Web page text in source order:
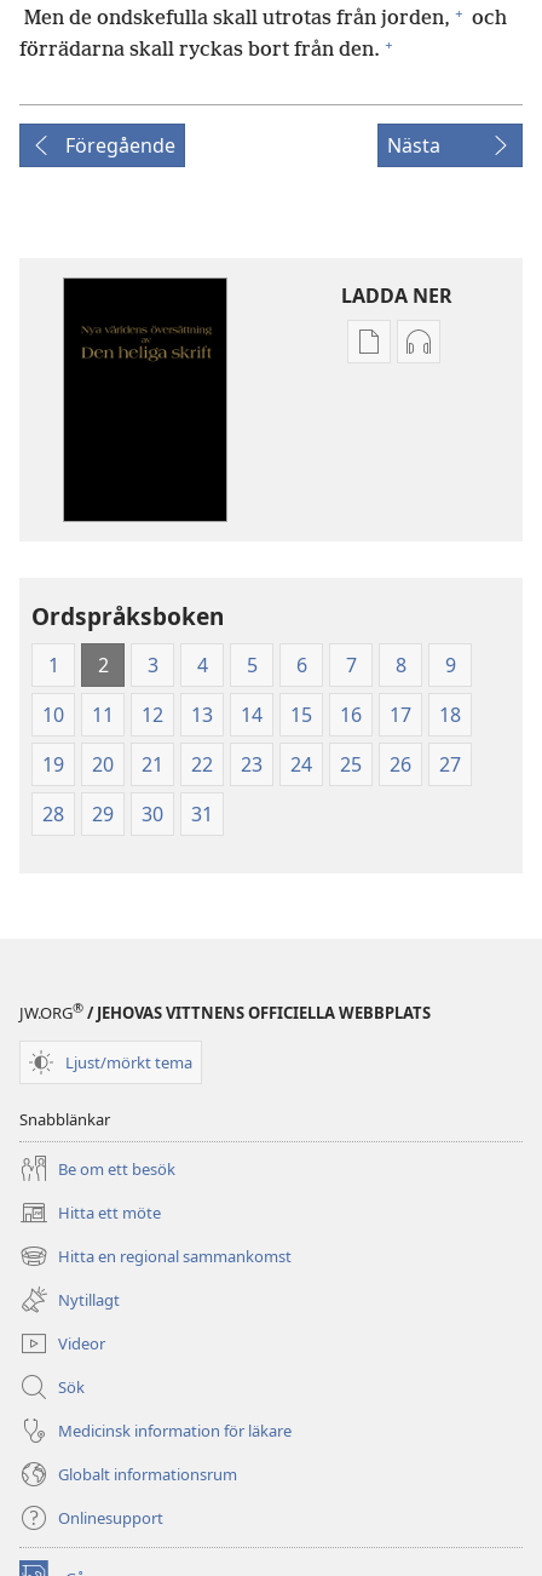
Men de ondskefulla skall utrotas från jorden, + och
förrädarna skall ryckas bort från den. +
Föregående Nästa
LADDA NER
Valmöjligheter
heliga
skrift
(2003)
heliga
skrift
(2003)
Ordspråksboken
1 2 3 4 5 6 7 8
9
10
11 12 13 14 15 16 17
18
19
20 21 22 23 24 25 26
27
28
29 30 31
JW.ORG® / JEHOVAS VITTNENS OFFICIELLA WEBBPLATS
Ljust/mörkt tema
Snabblänkar
Be om ett besök
Hitta ett möte
(öppnar
nytt
fönster)
Hitta en regional sammankomst
(öppnar
nytt
fönster)
Nytillagt
Videor
Sök
Medicinsk information för läkare
Globalt informationsrum
Onlinesupport